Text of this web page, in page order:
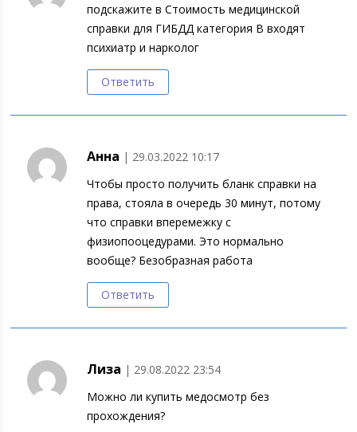
подскажите в Стоимость медицинской
справки для ГИБДД категория В входят
психиатр и нарколог
Ответить
Анна | 29.03.2022 10:17
Чтобы просто получить бланк справки на
права, стояла в очередь 30 минут, потому
что справки вперемежку с
физиопооцедурами. Это нормально
вообще? Безобразная работа
Ответить
Лиза | 29.08.2022 23:54
Можно ли купить медосмотр без
прохождения?